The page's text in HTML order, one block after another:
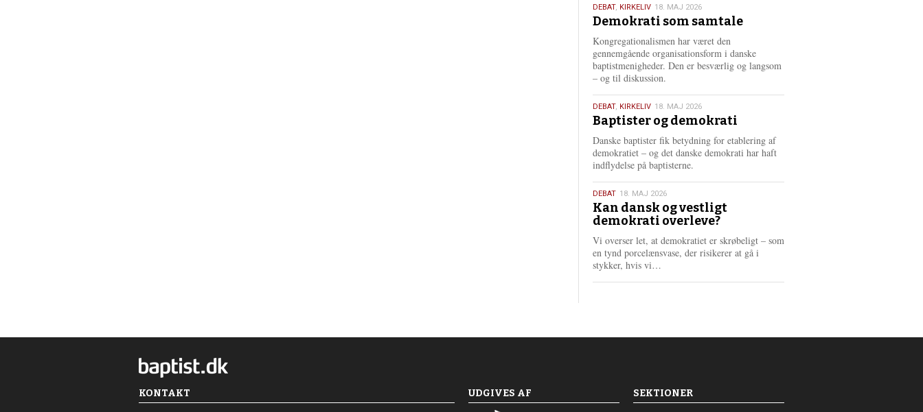
18.
maj
2026
DEBAT, KIRKELIV 18. MAJ 2026
Demokrati som samtale
Kongregationalismen har været den
gennemgående organisationsform i danske
baptistmenigheder. Den er besværlig og langsom
– og til diskussion.
18.
maj
2026
DEBAT, KIRKELIV 18. MAJ 2026
Baptister og demokrati
Danske baptister fik betydning for etablering af
demokratiet – og det danske demokrati har haft
indflydelse på baptisterne.
18.
maj
2026
DEBAT 18. MAJ 2026
Kan dansk og vestligt
demokrati overleve?
Vi overser let, at demokratiet er skrøbeligt – som
en tynd porcelænsvase, der risikerer at gå i
stykker, hvis vi…
e
KONTAKT UDGIVES AF SEKTIONER